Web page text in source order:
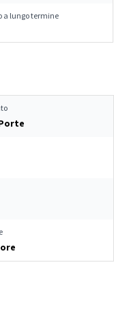
a lungo termine